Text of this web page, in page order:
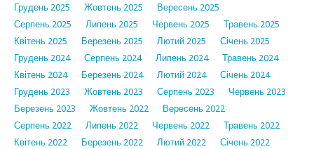
Грудень 2025
Жовтень 2025
Вересень 2025
Серпень 2025
Липень 2025 Червень 2025
Травень 2025
Квітень 2025
Березень 2025 Лютий 2025
Січень 2025
Грудень 2024
Серпень 2024 Липень 2024
Травень 2024
Квітень 2024
Березень 2024 Лютий 2024
Січень 2024
Грудень 2023
Жовтень 2023 Серпень 2023
Червень 2023
Березень 2023
Жовтень 2022
Вересень 2022
Серпень 2022
Липень 2022 Червень 2022
Травень 2022
Квітень 2022
Березень 2022 Лютий 2022
Січень 2022